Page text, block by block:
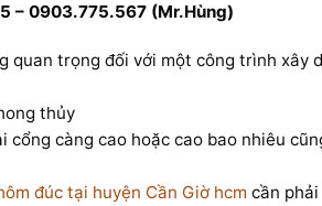
– 0903.775.567 (Mr.Hùng)
quan trọng đối với một công trình xây
thủy
càng cao hoặc cao bao nhiêu
đúc tại huyện Cần Giờ hcm cần